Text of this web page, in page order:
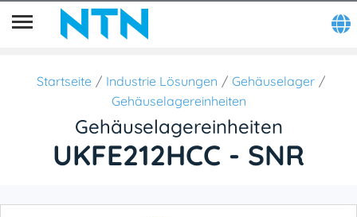
Startseite Industrie Lösungen
Gehäuselager
Gehäuselagereinheiten
Gehäuselagereinheiten
UKFE212HCC - SNR